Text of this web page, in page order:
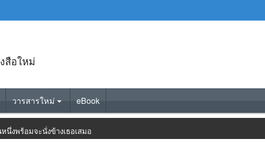
สือใหม่
วารสารใหม่ eBook
นึ่งพร้อมจะนั่งข้างเธอเสมอ